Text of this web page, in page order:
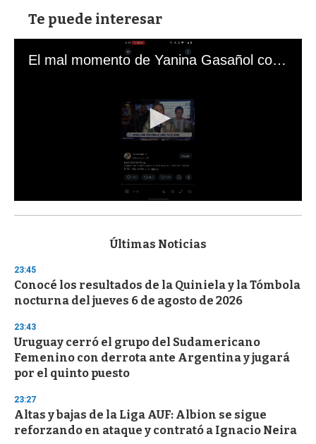
Te puede interesar
El mal momento de Yanina Gasañol con un hincha argentino en "Subrayado"
s
d
s
o
f
3
s
e
c
o
d
s
Últimas Noticias
23:45
Conocé los resultados de la Quiniela y la Tómbola
nocturna del jueves 6 de agosto de 2026
23:43
Uruguay cerró el grupo del Sudamericano
Femenino con derrota ante Argentina y jugará
por el quinto puesto
23:27
Altas y bajas de la Liga AUF: Albion se sigue
reforzando en ataque y contrató a Ignacio Neira